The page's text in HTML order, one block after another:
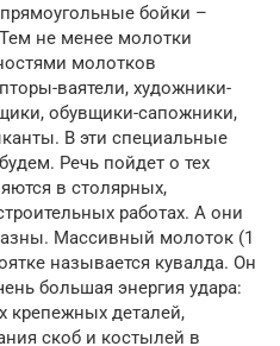
бойки –
не менее молотки
молотков
ваятели, художники-
обувщики-сапожники,
В эти специальные
Речь пойдет о тех
в столярных,
работах. А они
Массивный молоток (1
называется кувалда. Он
большая энергия удара:
крепежных деталей,
скоб и костылей в